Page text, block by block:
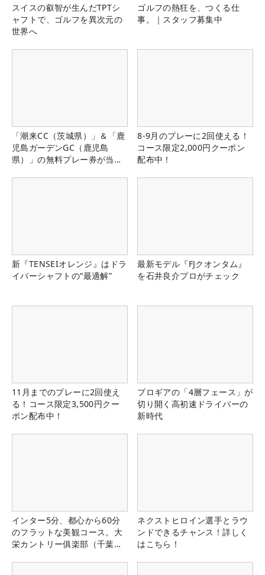
スイスの叡智が生んだTPTシ
ャフトで、ゴルフを異次元の
世界へ
ゴルフの熱狂を、つくる仕
事。｜スタッフ募集中
「潮来CC（茨城県）」＆「鹿
児島ガーデンGC（鹿児島
県）」の無料プレー券が当た
8-9月のプレーに2回使える！
コース限定2,000円クーポン
配布中！
新『TENSEIオレンジ』はドラ
イバーシャフトの“最適解”
最新モデル『FJクオンタム』
を石井良介プロがチェック
11月までのプレーに2回使え
る！コース限定3,500円クー
ポン配布中！
プロギアの「4層フェース」が
切り開く高初速ドライバーの
新時代
インター5分、都心から60分
のフラットな美観コース。大
栄カントリー俱楽部（千葉
ネクストヒロイン選手とラウ
ンドできるチャンス！詳しく
はこちら！